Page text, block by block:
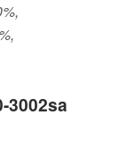
3002sa